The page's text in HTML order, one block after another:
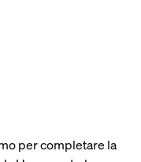
per completare la